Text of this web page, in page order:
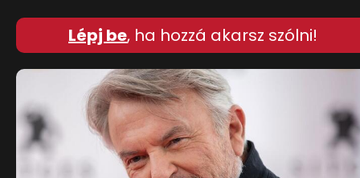
Lépj be, ha hozzá akarsz szólni!